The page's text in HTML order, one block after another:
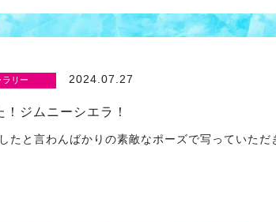
ラリー 2024.07.27
！ジムニーシエラ！
たと言わんばかりの素敵なポーズで写ってい